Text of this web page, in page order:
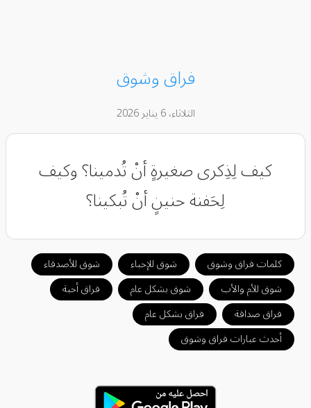
فراق وشوق
الثلاثاء، 6 يناير 2026
كيف لِذِكرى صغيرةٍ أنْ تُدمينا؟ وكيف
لِحَفنة حنينٍ أنْ تُبكينا؟
كلمات فراق وشوق شوق للإحباء
شوق للأصدقاء
شوق للأم والأب
شوق بشكل عام
فراق أحبة
فراق صداقة
فراق بشكل عام
أحدث عبارات فراق وشوق